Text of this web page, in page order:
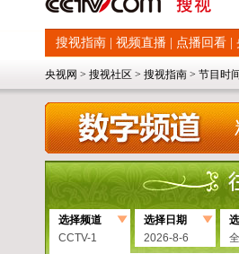
搜视指南 视频直播 点播回看
央视网 > 搜视社区 > 搜视指南 > 节目时
选择频道
CCTV-1
选择日期
2026-8-6